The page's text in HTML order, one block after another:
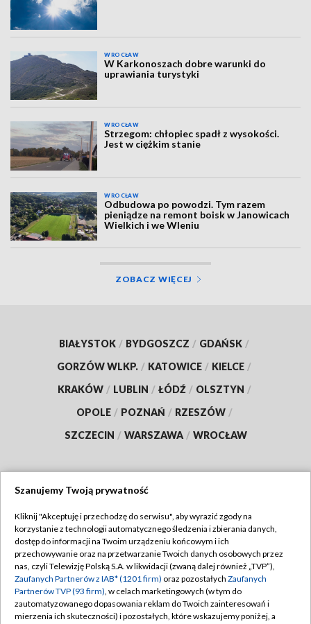
WROCŁAW
W Karkonoszach dobre warunki do
uprawiania turystyki
WROCŁAW
Strzegom: chłopiec spadł z wysokości.
Jest w ciężkim stanie
WROCŁAW
Odbudowa po powodzi. Tym razem
pieniądze na remont boisk w Janowicach
Wielkich i we Wleniu
ZOBACZ WIĘCEJ
BIAŁYSTOK / BYDGOSZCZ / GDAŃSK /
GORZÓW WLKP. / KATOWICE / KIELCE /
KRAKÓW / LUBLIN / ŁÓDŹ / OLSZTYN /
OPOLE / POZNAŃ / RZESZÓW /
SZCZECIN / WARSZAWA / WROCŁAW
TVP
Abonament TVP
Emisja w TVP
Centrum informacji TVP
Naziemna Telewizja Cyfrowa
Regulamin TVP
Polityka prywatności
Moje zgody
Szanujemy Twoją prywatność
Kliknij "Akceptuję i przechodzę do serwisu", aby wyrazić zgody na
korzystanie z technologii automatycznego śledzenia i zbierania danych,
dostęp do informacji na Twoim urządzeniu końcowym i ich
przechowywanie oraz na przetwarzanie Twoich danych osobowych przez
nas, czyli Telewizję Polską S.A. w likwidacji (zwaną dalej również „TVP”),
Zaufanych Partnerów z IAB* (1201 firm) oraz pozostałych Zaufanych
Partnerów TVP (93 firm), w celach marketingowych (w tym do
zautomatyzowanego dopasowania reklam do Twoich zainteresowań i
mierzenia ich skuteczności) i pozostałych, które wskazujemy poniżej, a